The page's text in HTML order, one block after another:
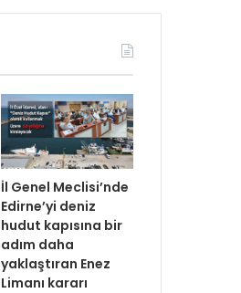
İl Genel Meclisi’nde
Edirne’yi deniz
hudut kapısına bir
adım daha
yaklaştıran Enez
Limanı kararı